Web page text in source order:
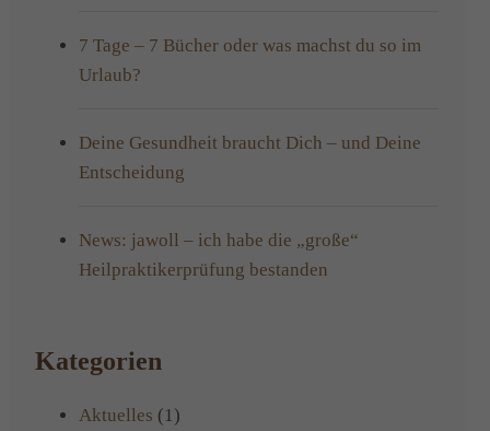
7 Tage – 7 Bücher oder was machst du so im
Urlaub?
Deine Gesundheit braucht Dich – und Deine
Entscheidung
News: jawoll – ich habe die „große“
Heilpraktikerprüfung bestanden
Kategorien
Aktuelles (1)